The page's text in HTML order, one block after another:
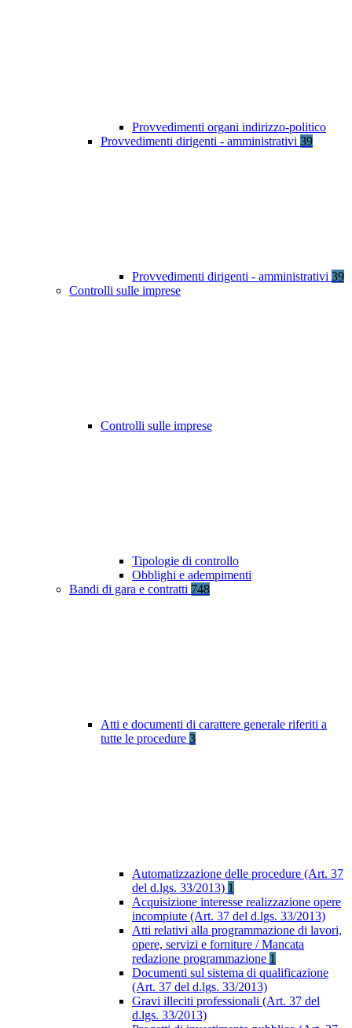
Provvedimenti organi indirizzo-politico
Provvedimenti dirigenti - amministrativi 39
Provvedimenti dirigenti - amministrativi 39
Controlli sulle imprese
Controlli sulle imprese
Tipologie di controllo
Obblighi e adempimenti
Bandi di gara e contratti 748
Atti e documenti di carattere generale riferiti a
tutte le procedure 3
Automatizzazione delle procedure (Art. 37
del d.lgs. 33/2013) 1
Acquisizione interesse realizzazione opere
incompiute (Art. 37 del d.lgs. 33/2013)
Atti relativi alla programmazione di lavori,
opere, servizi e forniture / Mancata
redazione programmazione 1
Documenti sul sistema di qualificazione
(Art. 37 del d.lgs. 33/2013)
Gravi illeciti professionali (Art. 37 del
d.lgs. 33/2013)